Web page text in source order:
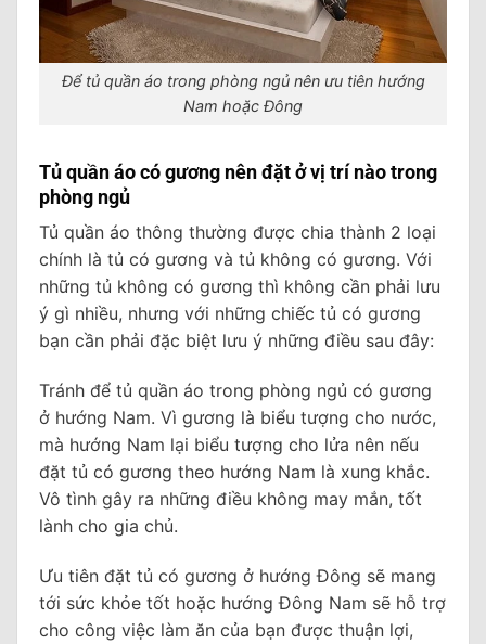
Để tủ quần áo trong phòng ngủ nên ưu tiên hướng
Nam hoặc Đông
Tủ quần áo có gương nên đặt ở vị trí nào trong
phòng ngủ
Tủ quần áo thông thường được chia thành 2 loại
chính là tủ có gương và tủ không có gương. Với
những tủ không có gương thì không cần phải lưu
ý gì nhiều, nhưng với những chiếc tủ có gương
bạn cần phải đặc biệt lưu ý những điều sau đây:
Tránh để tủ quần áo trong phòng ngủ có gương
ở hướng Nam. Vì gương là biểu tượng cho nước,
mà hướng Nam lại biểu tượng cho lửa nên nếu
đặt tủ có gương theo hướng Nam là xung khắc.
Vô tình gây ra những điều không may mắn, tốt
lành cho gia chủ.
Ưu tiên đặt tủ có gương ở hướng Đông sẽ mang
tới sức khỏe tốt hoặc hướng Đông Nam sẽ hỗ trợ
cho công việc làm ăn của bạn được thuận lợi,